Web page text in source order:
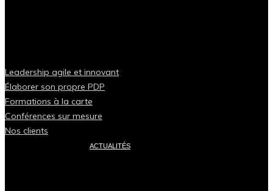
Leadership agile et innovant
Élaborer son propre PDP
Formations à la carte
Conférences sur mesure
Nos clients
ACTUALITÉS